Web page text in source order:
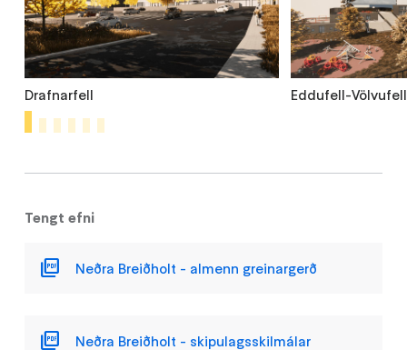
Drafnarfell
Eddufell-Völvufell
1
Tengt efni
Neðra Breiðholt - almenn greinargerð
Neðra Breiðholt - skipulagsskilmálar